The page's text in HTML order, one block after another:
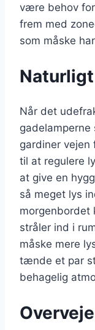
være behov
frem med
som måske
Når det
gadelamperne
gardiner vejen
til at regulere
at give en
så meget lys
morgenbordet
stråler ind i
måske mere
tænde et par
behagelig